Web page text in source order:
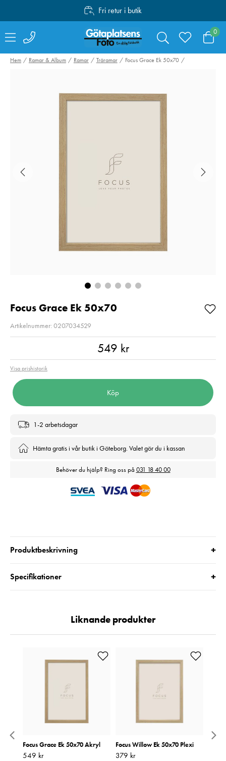
Fri retur i butik
Personlig service
Fri frakt över 1000:-
0
V30 U3
Pris:699 kr
699 kr
Lägg i varukorgen
Hem Ramar & Album Ramar Träramar Focus Grace Ek 50x70
Focus Grace Ek 50x70
Artikelnummer: 0207034529
549 kr
Visa prishistorik
Köp
1-2 arbetsdagar
Hämta gratis i vår butik i Göteborg. Valet gör du i kassan
Behöver du hjälp? Ring oss på 031 18 40 00
Produktbeskrivning +
Specifikationer +
Liknande produkter
Focus Grace Ek 50x70 Akryl
Pris: 549 kr
549 kr
Focus Willow Ek 50x70 Plexi
Pris: 379 kr
379 kr